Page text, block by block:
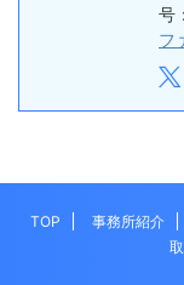
号
フ
TOP 事務所紹介